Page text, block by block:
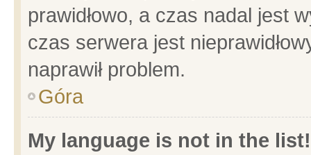
prawidłowo, a czas nadal jest
czas serwera jest
naprawił problem.
Góra
My language is not in the list!